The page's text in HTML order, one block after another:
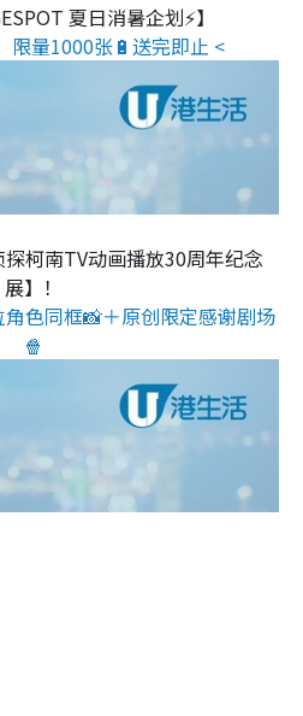
夏日消暑企划⚡】
限量1000张🔋送完即止 <
探柯南TV动画播放30周年纪念
展】！
色同框📸＋原创限定感谢剧场
🍿